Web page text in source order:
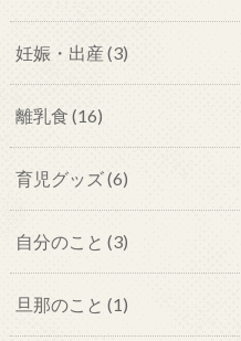
妊娠・出産 (3)
離乳食 (16)
育児グッズ(6)
自分のこと (3)
旦那のこと (1)